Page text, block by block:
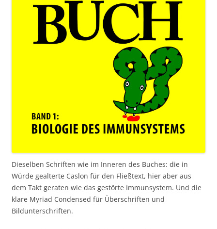
Dieselben Schriften wie im Inneren des Buches: die in
Würde gealterte Caslon für den Fließtext, hier aber aus
dem Takt geraten wie das gestörte Immunsystem. Und die
klare Myriad Condensed für Überschriften und
Bildunterschriften.